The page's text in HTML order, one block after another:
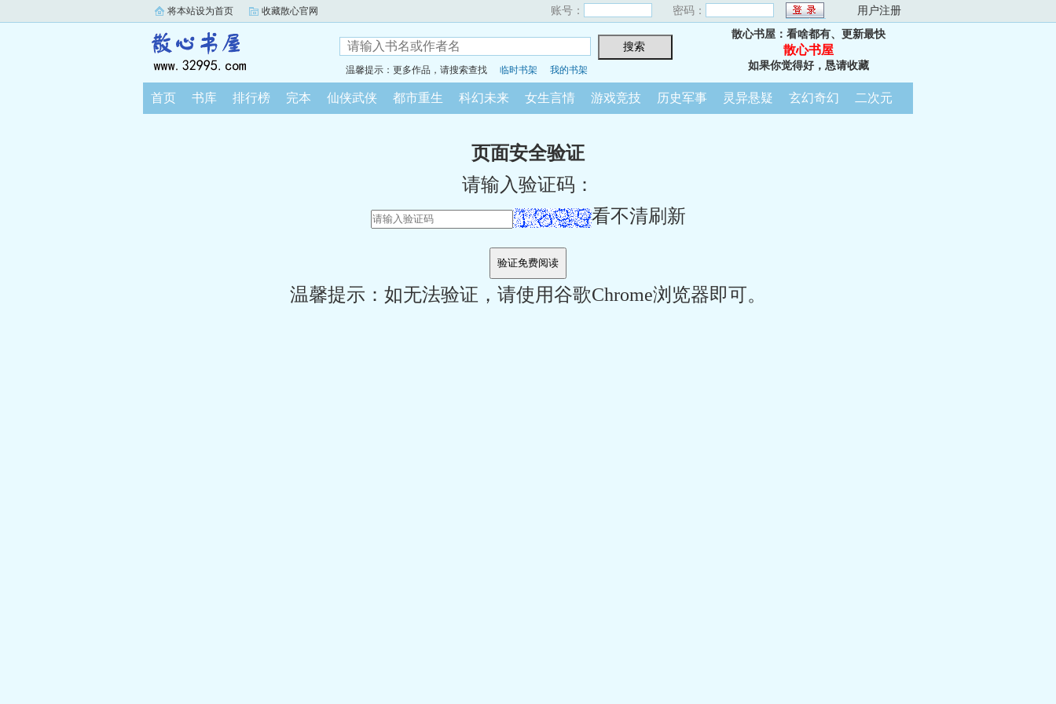
将本站设为首页 收藏散心官网 账号： 密码： 用户注册
温馨提示：更多作品，请搜索查找 临时书架 我的书架
散心书屋：看啥都有、更新最快
散心书屋
如果你觉得好，恳请收藏
首页 书库 排行榜 完本 仙侠武侠 都市重生 科幻未来 女生言情 游戏竞技 历史军事 灵异悬疑 玄幻奇幻 二次元
页面安全验证
请输入验证码：
看不清刷新
温馨提示：如无法验证，请使用谷歌Chrome浏览器即可。